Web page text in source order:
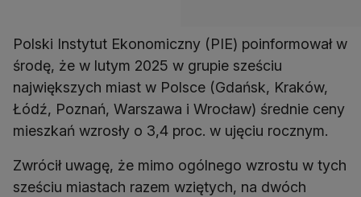
Polski Instytut Ekonomiczny (PIE) poinformował w
środę, że w lutym 2025 w grupie sześciu
największych miast w Polsce (Gdańsk, Kraków,
Łódź, Poznań, Warszawa i Wrocław) średnie ceny
mieszkań wzrosły o 3,4 proc. w ujęciu rocznym.
Zwrócił uwagę, że mimo ogólnego wzrostu w tych
sześciu miastach razem wziętych, na dwóch